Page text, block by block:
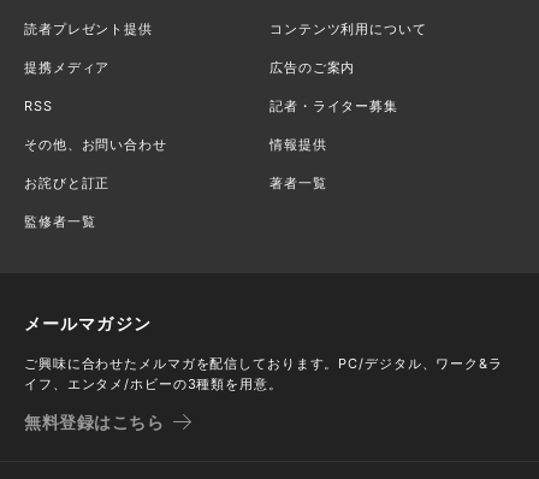
読者プレゼント提供 コンテンツ利用について
提携メディア 広告のご案内
RSS 記者・ライター募集
その他、お問い合わせ 情報提供
お詫びと訂正 著者一覧
監修者一覧
メールマガジン
ご興味に合わせたメルマガを配信しております。PC/デジタル、ワーク&ラ
イフ、エンタメ/ホビーの3種類を用意。
無料登録はこちら